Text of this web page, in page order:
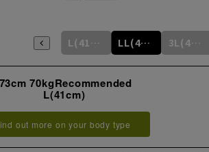
M(39cm) L(41cm) LL(43cm) 3L(45cm)
70kgRecommended
L(41cm)
out more on your body type